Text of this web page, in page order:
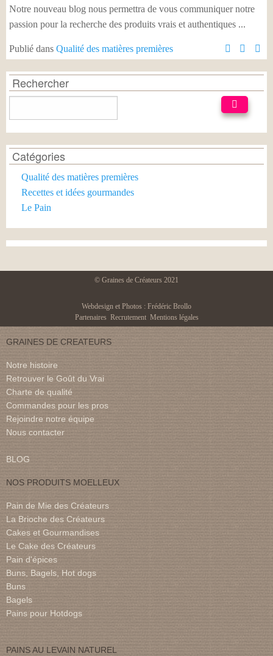
Notre nouveau blog nous permettra de vous communiquer notre
passion pour la recherche des produits vrais et authentiques ...
Publié dans Qualité des matières premières
Rechercher
Catégories
Qualité des matières premières
Recettes et idées gourmandes
Le Pain
© Graines de Créateurs 2021
Webdesign et Photos : Frédéric Brollo
Partenaires Recrutement Mentions légales
GRAINES DE CREATEURS
Notre histoire
Retrouver le Goût du Vrai
Charte de qualité
Commandes pour les pros
Rejoindre notre équipe
Nous contacter
BLOG
NOS PRODUITS MOELLEUX
Pain de Mie des Créateurs
La Brioche des Créateurs
Cakes et Gourmandises
Le Cake des Créateurs
Pain d'épices
Buns, Bagels, Hot dogs
Buns
Bagels
Pains pour Hotdogs
PAINS AU LEVAIN NATUREL